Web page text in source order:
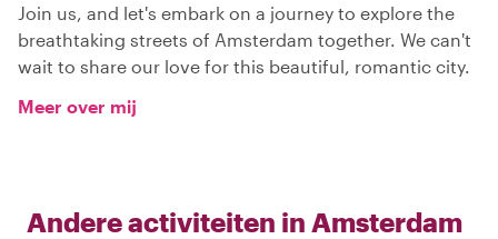
Join us, and let's embark on a journey to explore the
breathtaking streets of Amsterdam together. We can't
wait to share our love for this beautiful, romantic city.
Meer over mij
Andere activiteiten in Amsterdam